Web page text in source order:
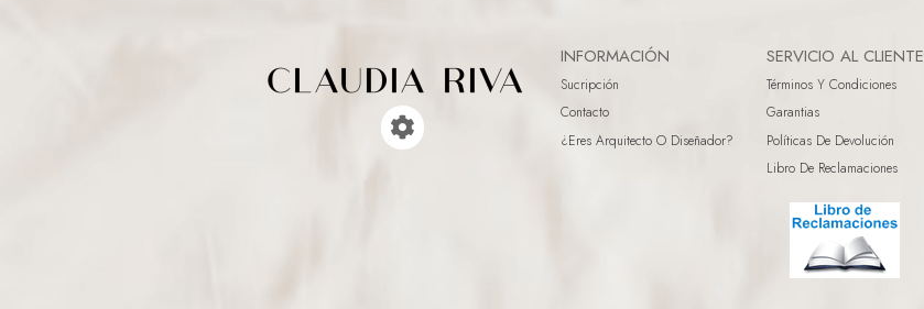
INFORMACIÓN
Sucripción
Contacto
¿eres Arquitecto O Diseñador?
SERVICIO AL CLIENTE
Términos Y Condiciones
Garantias
Políticas De Devolución
Libro De Reclamaciones